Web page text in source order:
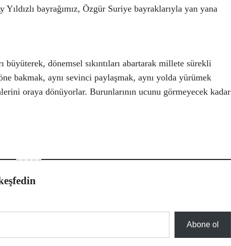
bayrağımız, Özgür Suriye bayraklarıyla yan yana
dönemsel sıkıntıları abartarak millete sürekli
bakmak, aynı sevinci paylaşmak, aynı yolda yürümek
oraya dönüyorlar. Burunlarının ucunu görmeyecek kadar
Abone ol